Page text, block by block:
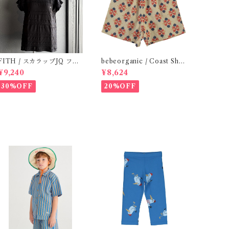
/ スカラップJQ フレ
チスリーブTシャツ (Blac
/ Size 1・2
30%OFF
bebeorganic / Coast Sho
rts Under The Sea ( 3・５
Y)
¥8,624
20%OFF